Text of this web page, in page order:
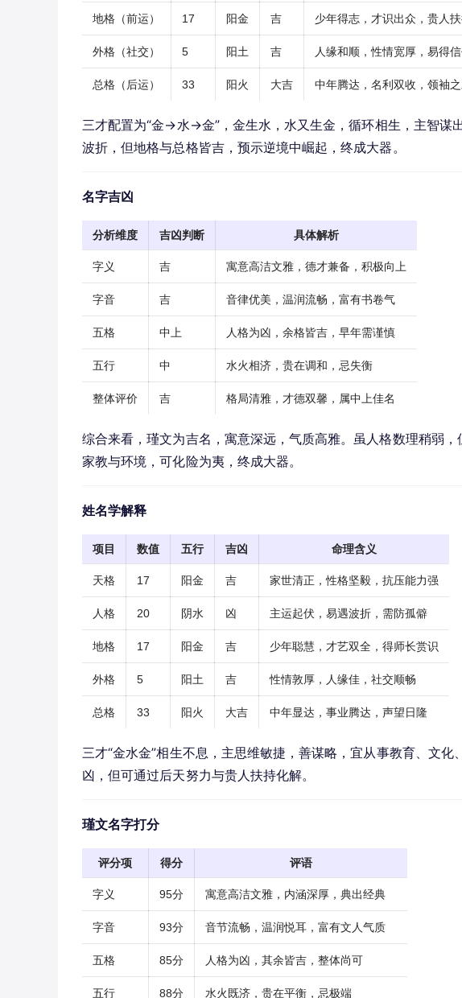
地格（前运） 17 阳金 吉 少年得志，才识出众，贵人
外格（社交） 5 阳土 吉 人缘和顺，性情宽厚，易得
总格（后运） 33 阳火 大吉 中年腾达，名利双收，领袖
三才配置为“金→水→金”，金生水，水又生金，循环相生，主智谋
波折，但地格与总格皆吉，预示逆境中崛起，终成大器。
名字吉凶
分析维度 吉凶判断 具体解析
字义 吉 寓意高洁文雅，德才兼备，积极向上
字音 吉 音律优美，温润流畅，富有书卷气
五格 中上 人格为凶，余格皆吉，早年需谨慎
五行 中 水火相济，贵在调和，忌失衡
整体评价 吉 格局清雅，才德双馨，属中上佳名
综合来看，瑾文为吉名，寓意深远，气质高雅。虽人格数理稍弱
家教与环境，可化险为夷，终成大器。
姓名学解释
项目 数值 五行 吉凶 命理含义
天格 17 阳金 吉 家世清正，性格坚毅，抗压能力强
人格 20 阴水 凶 主运起伏，易遇波折，需防孤僻
地格 17 阳金 吉 少年聪慧，才艺双全，得师长赏识
外格 5 阳土 吉 性情敦厚，人缘佳，社交顺畅
总格 33 阳火 大吉 中年显达，事业腾达，声望日隆
三才“金水金”相生不息，主思维敏捷，善谋略，宜从事教育、文
凶，但可通过后天努力与贵人扶持化解。
瑾文名字打分
评分项 得分 评语
字义 95分 寓意高洁文雅，内涵深厚，典出经典
字音 93分 音节流畅，温润悦耳，富有文人气质
五格 85分 人格为凶，其余皆吉，整体尚可
五行 88分 水火既济，贵在平衡，忌极端